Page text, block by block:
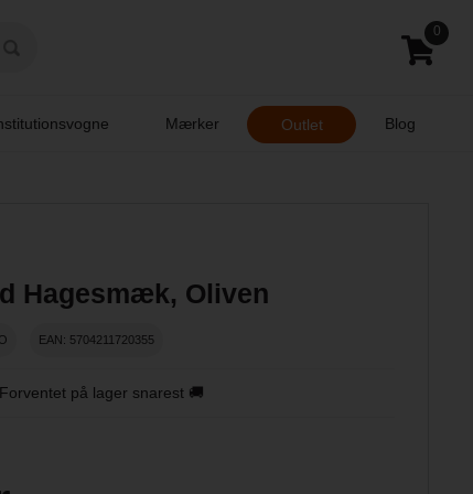
0
Mærker Outlet Blog
Hagesmæk, Oliven
EAN: 5704211720355
Forventet på lager snarest 🚚